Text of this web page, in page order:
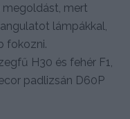
megoldást, mert
lámpákkal,
fokozni.
H30 és fehér F1,
padlizsán D60P